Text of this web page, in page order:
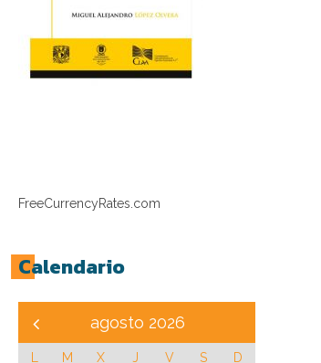
FreeCurrencyRates.com
Calendario
agosto 2026
M X J V S D